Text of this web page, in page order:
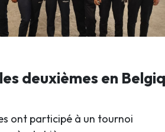
deuxièmes en
ont participé à un tournoi